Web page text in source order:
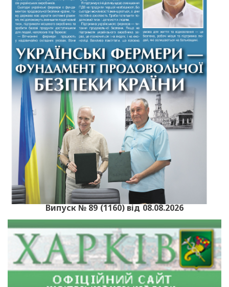
Випуск № 89 (1160) від 08.08.2026